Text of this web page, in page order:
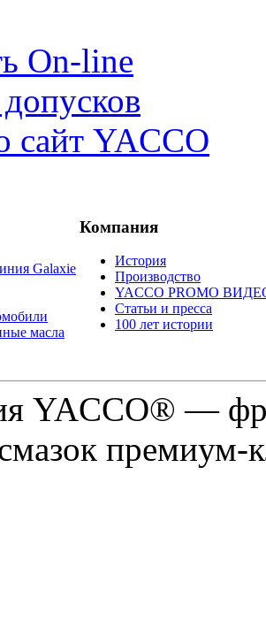
On-line
сайт YACCO
Galaxie
масла
Компания
История
Производство
YACCO PROMO
Статьи и пресса
100 лет истории
YACCO® —
премиум-